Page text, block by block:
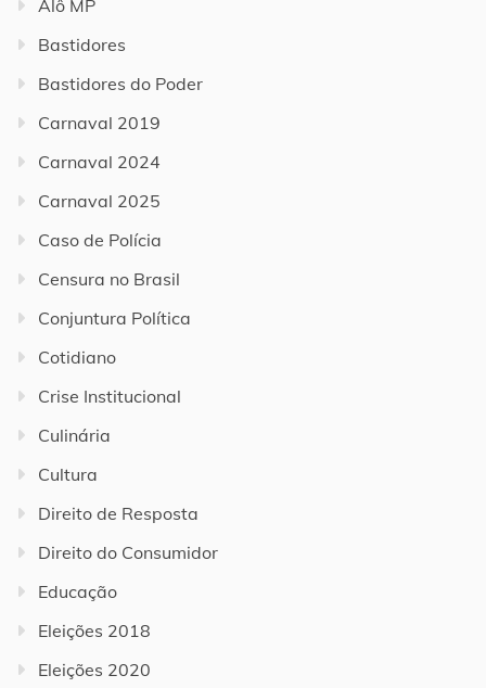
Alô MP
Bastidores
Bastidores do Poder
Carnaval 2019
Carnaval 2024
Carnaval 2025
Caso de Polícia
Censura no Brasil
Conjuntura Política
Cotidiano
Crise Institucional
Culinária
Cultura
Direito de Resposta
Direito do Consumidor
Educação
Eleições 2018
Eleições 2020